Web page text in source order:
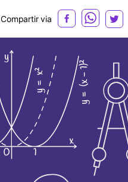
Compartir via